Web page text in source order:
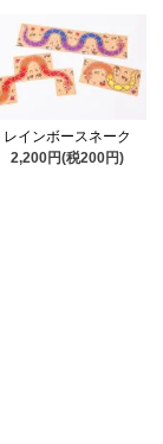
レインボースネーク
2,200円(税200円)